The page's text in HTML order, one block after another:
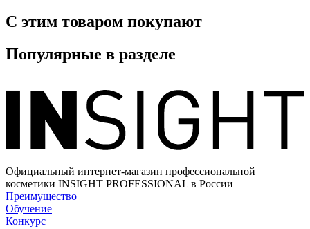
С этим товаром покупают
Популярные в разделе
Официальный интернет-магазин профессиональной
косметики INSIGHT PROFESSIONAL в России
Преимущество
Обучение
Конкурс